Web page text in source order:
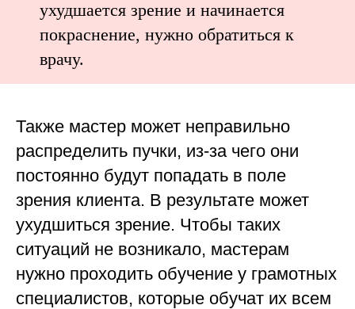
ухудшается зрение и начинается
покраснение, нужно обратиться к
врачу.
Также мастер может неправильно
распределить пучки, из-за чего они
постоянно будут попадать в поле
зрения клиента. В результате может
ухудшиться зрение. Чтобы таких
ситуаций не возникало, мастерам
нужно проходить обучение у грамотных
специалистов, которые обучат их всем